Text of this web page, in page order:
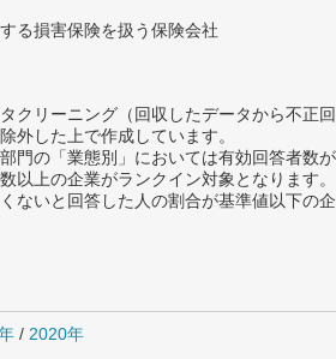
る損害保険を扱う保険会社
リーニング（回収したデータから不正回
した上で作成しています。
門の「業態別」においては有効回答者数
以上の企業がランクイン対象となります。
ないと回答した人の割合が基準値以下の
/ 2020年